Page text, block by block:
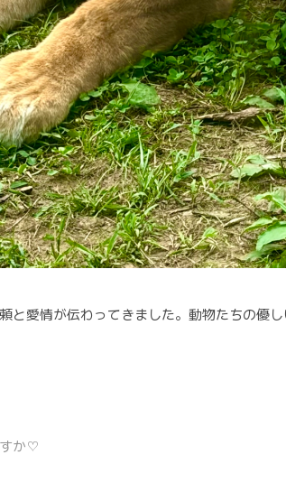
と愛情が伝わってきました。動物たちの優
か♡